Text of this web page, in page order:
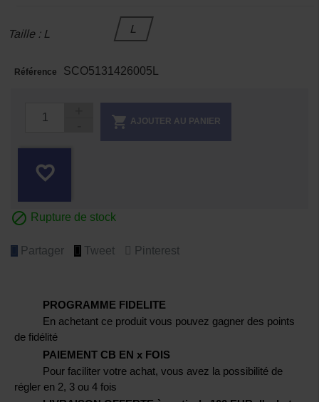
Taille : L L
Référence SCO5131426005L
 AJOUTER AU PANIER
favorite_border
 Rupture de stock
Partager Tweet Pinterest
PROGRAMME FIDELITE
En achetant ce produit vous pouvez gagner des points
de fidélité
PAIEMENT CB EN x FOIS
Pour faciliter votre achat, vous avez la possibilité de
régler en 2, 3 ou 4 fois